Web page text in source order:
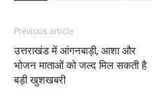
Previous article
उत्तराखंड में आंगनबाड़ी, आशा और
भोजन माताओं को जल्द मिल सकती है
बड़ी खुशखबरी